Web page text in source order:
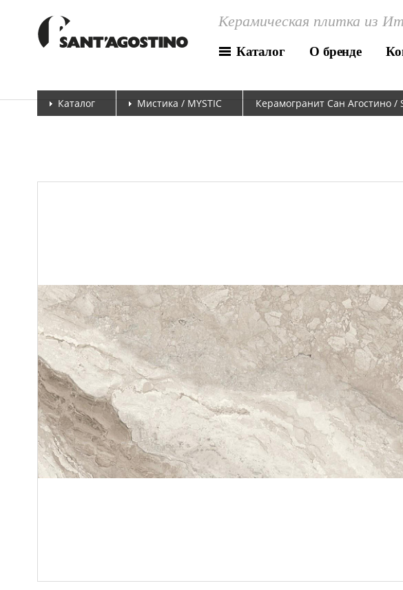
Керамическая плитка из
Каталог О бренде
Каталог Мистика / MYSTIC Керамогранит Сан Агостино /